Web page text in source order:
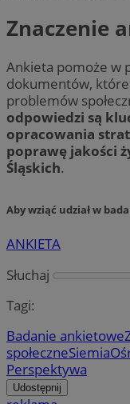
Znaczenie
Ankieta pomoże w
dokumentów, które
problemów
odpowiedzi są
opracowania
poprawę jakości
Śląskich.
Aby wziąć udział w
ANKIETA
Słuchaj
Tagi:
Badanie ankietowe
społeczneSiemia
Perspektywa
Udostępnij